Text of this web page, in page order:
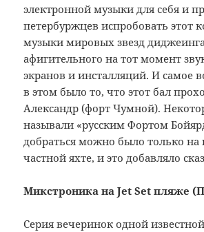
электронной музыки для себя и
петербуржцев испробовать этот
музыки мировых звезд
афигительного на тот момент
экранов и инсталляций. И самое
в этом было то, что этот бал
Александр (форт Чумной).
называли «русским Фортом
добраться можно было только на
частной яхте, и это добавляло
Микстроника на Jet Set пляже
Серия вечеринок одной